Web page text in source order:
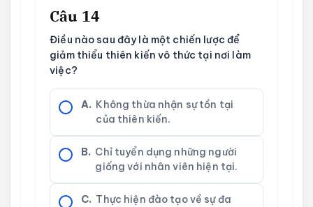
Câu 14
Điều nào sau đây là một chiến lược để
giảm thiểu thiên kiến vô thức tại nơi làm
việc?
A. Không thừa nhận sự tồn tại
của thiên kiến.
B. Chỉ tuyển dụng những người
giống với nhân viên hiện tại.
C. Thực hiện đào tạo về sự đa